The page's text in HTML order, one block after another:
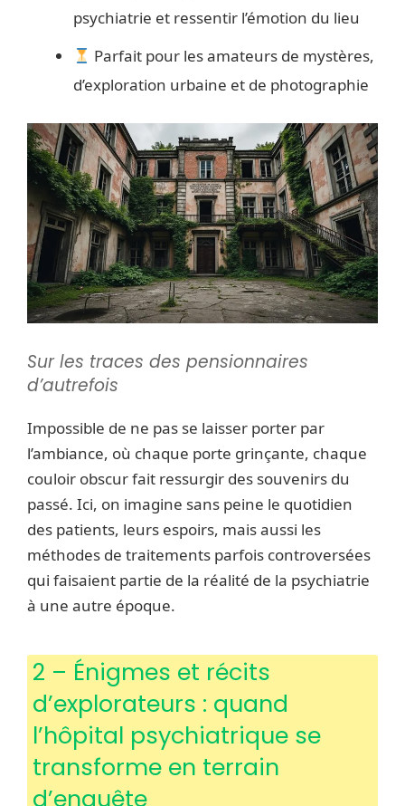
psychiatrie et ressentir l’émotion du lieu
Parfait pour les amateurs de mystères,
d’exploration urbaine et de photographie
Sur les traces des pensionnaires
d’autrefois
Impossible de ne pas se laisser porter par
l’ambiance, où chaque porte grinçante, chaque
couloir obscur fait ressurgir des souvenirs du
passé. Ici, on imagine sans peine le quotidien
des patients, leurs espoirs, mais aussi les
méthodes de traitements parfois controversées
qui faisaient partie de la réalité de la psychiatrie
à une autre époque.
2 – Énigmes et récits
d’explorateurs : quand
l’hôpital psychiatrique se
transforme en terrain
d’enquête